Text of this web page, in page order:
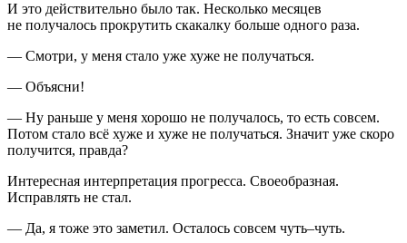
И это действительно было так. Несколько месяцев
не получалось прокрутить скакалку больше одного раза.
— Смотри, у меня стало уже хуже не получаться.
— Объясни!
— Ну раньше у меня хорошо не получалось, то есть совсем.
Потом стало всё хуже и хуже не получаться. Значит уже скоро
получится, правда?
Интересная интерпретация прогресса. Своеобразная.
Исправлять не стал.
— Да, я тоже это заметил. Осталось совсем чуть–чуть.